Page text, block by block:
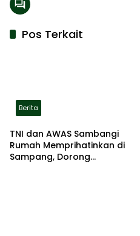
Pos Terkait
Berita
TNI dan AWAS Sambangi
Rumah Memprihatinkan di
Sampang, Dorong